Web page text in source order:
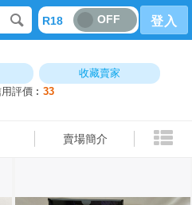
R18 OFF 登入
收藏賣家
用評價︰33
賣場簡介